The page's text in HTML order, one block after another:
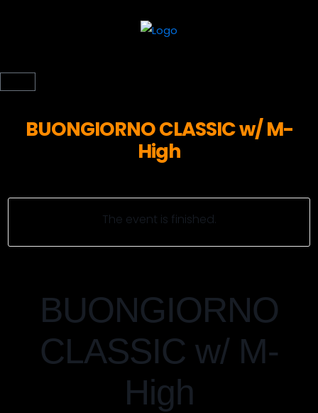
BUONGIORNO CLASSIC w/ M-
High
The event is finished.
BUONGIORNO
CLASSIC w/ M-
High